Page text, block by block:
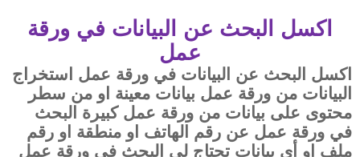
اكسل البحث عن البيانات في ورقة
عمل
اكسل البحث عن البيانات في ورقة عمل استخراج
البيانات من ورقة عمل بيانات معينة او من سطر
محتوى على بيانات من ورقة عمل كبيرة البحث
في ورقة عمل عن رقم الهاتف او منطقة او رقم
ملف او أي بيانات تحتاج لي البحث في ورقة عمل